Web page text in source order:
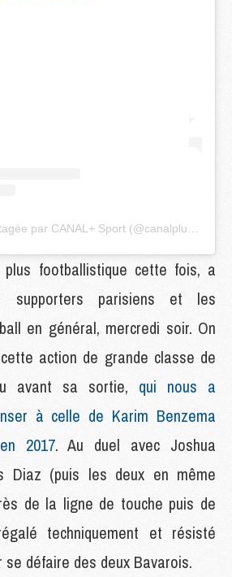
footballistique cette fois, a
supporters parisiens et les
en général, mercredi soir. On
action de grande classe de
avant sa sortie, qui nous a
à celle de Karim Benzema
2017. Au duel avec Joshua
Diaz (puis les deux en même
de la ligne de touche puis de
techniquement et résisté
se défaire des deux Bavarois.